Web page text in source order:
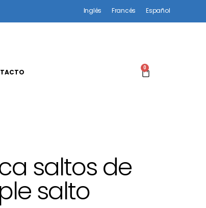
Inglés Francés Español
0
saltos de
salto